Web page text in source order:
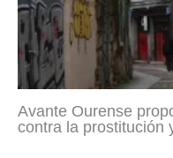
Avante Ourense
contra la prostitución